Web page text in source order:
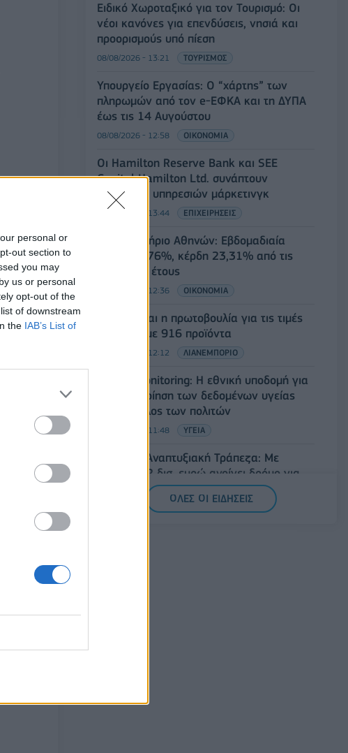
personal or
out section to
you may
us or personal
opt-out of the
of downstream
the IAB’s List of
Ειδικό Χωροταξικό για τον Τουρισμό: Οι
νέοι κανόνες για επενδύσεις, νησιά και
προορισμούς υπό πίεση
08/08/2026 - 13:21 ΤΟΥΡΙΣΜΟΣ
Υπουργείο Εργασίας: Ο “χάρτης” των
πληρωμών από τον e-ΕΦΚΑ και τη ΔΥΠΑ
έως τις 14 Αυγούστου
08/08/2026 - 12:58 ΟΙΚΟΝΟΜΙΑ
Οι Hamilton Reserve Bank και SEE
Capital Hamilton Ltd. συνάπτουν
συμφωνία υπηρεσιών μάρκετινγκ
08/08/2026 - 13:44 ΕΠΙΧΕΙΡΗΣΕΙΣ
Χρηματιστήριο Αθηνών: Εβδομαδιαία
άνοδος 1,76%, κέρδη 23,31% από τις
αρχές του έτους
08/08/2026 - 12:36 ΟΙΚΟΝΟΜΙΑ
Διευρύνεται η πρωτοβουλία για τις τιμές
στο ράφι με 916 προϊόντα
08/08/2026 - 12:12 ΛΙΑΝΕΜΠΟΡΙΟ
Health Monitoring: Η εθνική υποδομή για
την αξιοποίηση των δεδομένων υγείας
προς όφελος των πολιτών
08/08/2026 - 11:48 ΥΓΕΙΑ
Ελληνική Αναπτυξιακή Τράπεζα: Με
«προίκα» 2 δισ. ευρώ ανοίγει δρόμο για
δάνεια έως 5 δισ. σε μικρομεσαίες
08/08/2026 - 11:22
ΟΛΕΣ ΟΙ ΕΙΔΗΣΕΙΣ